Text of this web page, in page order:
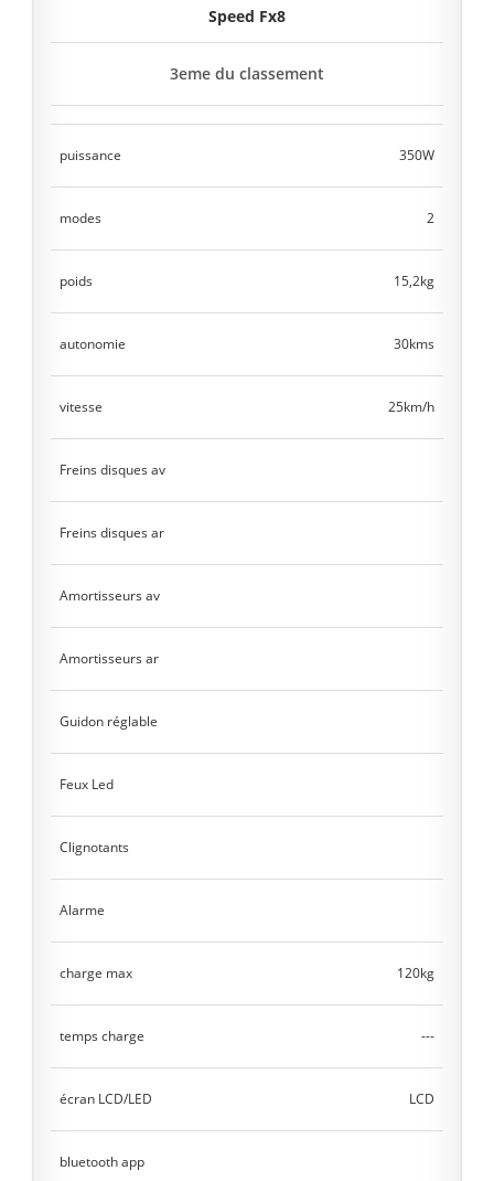
Speed Fx8
3eme du classement
puissance 350W
modes 2
poids 15,2kg
autonomie 30kms
vitesse 25km/h
Freins disques av
Freins disques ar
Amortisseurs av
Amortisseurs ar
Guidon réglable
Feux Led
Clignotants
Alarme
charge max 120kg
temps charge ---
écran LCD/LED LCD
bluetooth app